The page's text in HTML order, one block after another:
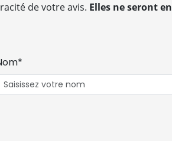
de votre avis. Elles ne seront en